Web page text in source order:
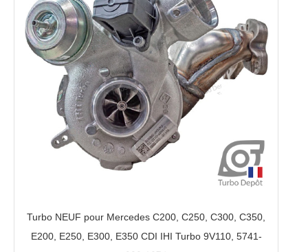
Turbo NEUF pour Mercedes C200, C250, C300, C350,
E200, E250, E300, E350 CDI IHI Turbo 9V110, 5741-